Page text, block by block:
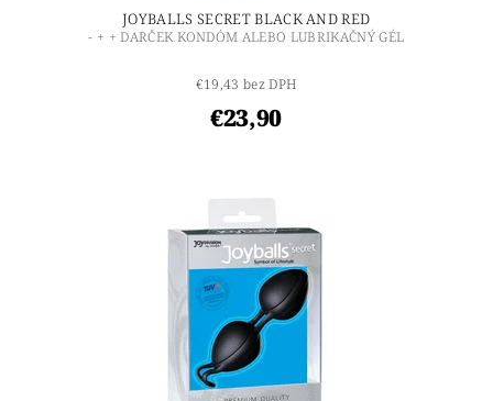
JOYBALLS SECRET BLACK AND RED
- + + DARČEK KONDÓM ALEBO LUBRIKAČNÝ GÉL
€19,43 bez DPH
€23,90